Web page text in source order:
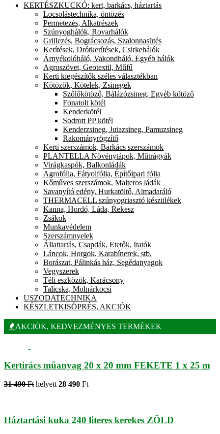
KERTÉSZKUCKÓ: kert, barkács, háztartás
Locsolástechnika, öntözés
Permetezés, Alkatrészek
Szúnyoghálók, Rovarhálók
Grillezés, Bográcsozás, Szalonnasütés
Kerítések, Drótkerítések, Csirkehálók
Árnyékolóháló, Vakondháló, Egyéb hálók
Agroszövet, Geotextil, Műfű
Kerti kiegészítők széles választékban
Kötözők, Kötelek, Zsinegek
Szőlőkötöző, Bálázózsineg, Egyéb kötöző
Fonatolt kötél
Kenderkötél
Sodrott PP kötél
Kenderzsineg, Jutazsineg, Pamuzsineg
Rakományrögzítő
Kerti szerszámok, Barkács szerszámok
PLANTELLA Növénytápok, Műtrágyák
Virágkaspók, Balkonládák
Agrofólia, Fátyolfólia, Építőipari fólia
Kőműves szerszámok, Malteros ládák
Savanyító edény, Hurkatöltő, Almadaráló
THERMACELL szúnyogriasztó készülékek
Kanna, Hordó, Láda, Rekesz
Zsákok
Munkavédelem
Szerszámnyelek
Állattartás, Csapdák, Etetők, Itatók
Láncok, Horgok, Karabínerek, stb.
Borászat, Pálinkás ház, Segédanyagok
Vegyszerek
Téli eszközök, Karácsony
Talicska, Molnárkocsi
USZODATECHNIKA
KÉSZLETKISÖPRÉS, AKCIÓK
AKCIÓK, KEDVEZMÉNYES TERMÉKEK
Kertirács műanyag 20 x 20 mm FEKETE 1 x 25 m
31 490 Ft helyett 28 490 Ft
Háztartási kuka 240 literes kerekes ZÖLD